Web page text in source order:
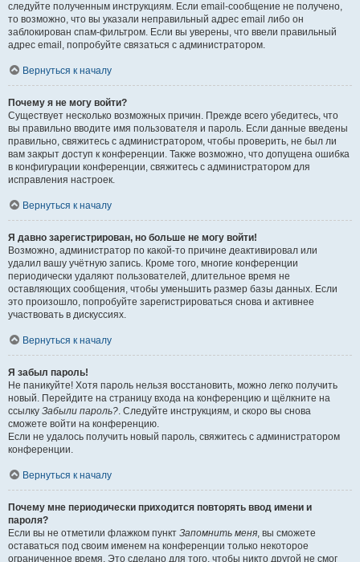
следуйте полученным инструкциям. Если email-сообщение не получено,
то возможно, что вы указали неправильный адрес email либо он
заблокирован спам-фильтром. Если вы уверены, что ввели правильный
адрес email, попробуйте связаться с администратором.
Вернуться к началу
Почему я не могу войти?
Существует несколько возможных причин. Прежде всего убедитесь, что
вы правильно вводите имя пользователя и пароль. Если данные введены
правильно, свяжитесь с администратором, чтобы проверить, не был ли
вам закрыт доступ к конференции. Также возможно, что допущена ошибка
в конфигурации конференции, свяжитесь с администратором для
исправления настроек.
Вернуться к началу
Я давно зарегистрирован, но больше не могу войти!
Возможно, администратор по какой-то причине деактивировал или
удалил вашу учётную запись. Кроме того, многие конференции
периодически удаляют пользователей, длительное время не
оставляющих сообщения, чтобы уменьшить размер базы данных. Если
это произошло, попробуйте зарегистрироваться снова и активнее
участвовать в дискуссиях.
Вернуться к началу
Я забыл пароль!
Не паникуйте! Хотя пароль нельзя восстановить, можно легко получить
новый. Перейдите на страницу входа на конференцию и щёлкните на
ссылку Забыли пароль?. Следуйте инструкциям, и скоро вы снова
сможете войти на конференцию.
Если не удалось получить новый пароль, свяжитесь с администратором
конференции.
Вернуться к началу
Почему мне периодически приходится повторять ввод имени и
пароля?
Если вы не отметили флажком пункт Запомнить меня, вы сможете
оставаться под своим именем на конференции только некоторое
ограниченное время. Это сделано для того, чтобы никто другой не смог